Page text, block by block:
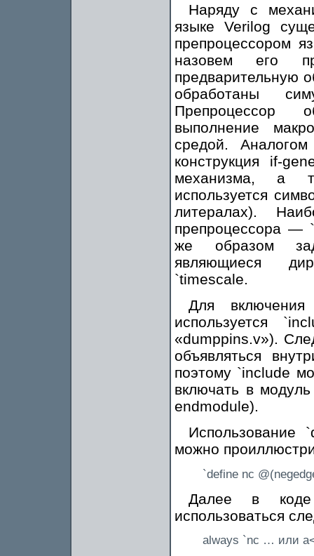
Наряду с
языке Verilog
препроцессором
назовем его
предварительную
обработаны
Препроцессор
выполнение
средой.
конструкция if-
механизма, а
используется
литералах).
препроцессора —
же образом
являющиеся
`timescale.
Для
используется
«dumppins.v»).
объявляться
поэтому `include
включать в
endmodule).
Использование
можно
`define nc
Далее в коде
использоваться
аlways `nc … или